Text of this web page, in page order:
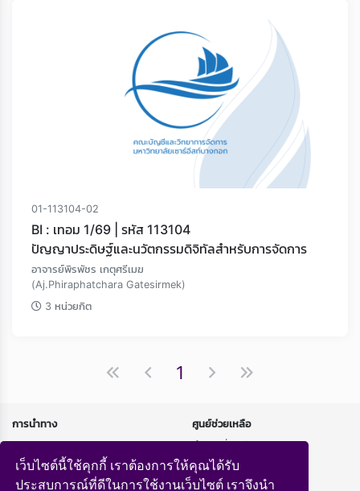
เว็บไซต์นี้ใช้คุกกี้ เราต้องการให้คุณได้รับ
ประสบการณ์ที่ดีในการใช้งานเว็บไซต์ เราจึงนำ
01-113104-02
BI : เทอม 1/69 | รหัส 113104
ปัญญาประดิษฐ์และนวัตกรรมดิจิทัลสำหรับการจัดการ
อาจารย์พิรพัชร เกตุศรีเมฆ
(Aj.Phiraphatchara Gatesirmek)
3 หน่วยกิต
1
การนำทาง
หน้าแรก
หลักสูตร
ถ่ายทอดสด
ศูนย์ช่วยเหลือ
คำถามที่พบบ่อย
นโยบายความเป็นส่วนตัว